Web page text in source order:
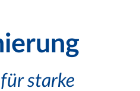
starke